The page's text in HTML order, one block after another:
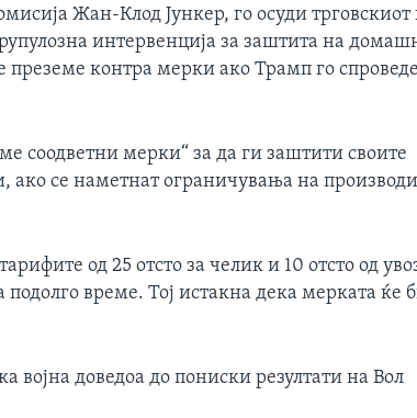
Жан-Клод Јункер, го осуди трговскиот
интервенција за заштита на
преземе контра мерки ако Трамп го спроведе
соодветни мерки“ за да ги заштити своите
ако се наметнат ограничувања на
од 25 отсто за челик и 10 отсто од
време. Тој истакна дека мерката ќе
војна доведоа до пониски резултати на Вол